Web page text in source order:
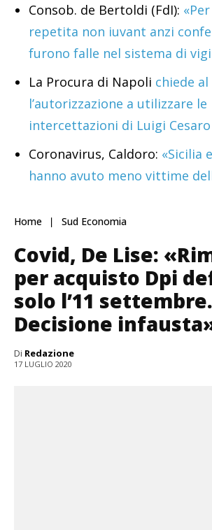
Consob. de Bertoldi (FdI):
repetita non iuvant anzi
furono falle nel sistema di
La Procura di Napoli chiede
l’autorizzazione a utilizzare le
intercettazioni di Luigi Cesaro
Coronavirus, Caldoro: «Sicilia
hanno avuto meno vittime
Home Sud Economia
Covid, De Lise:
per acquisto Dpi
solo l’11 settembre.
Decisione
Di Redazione
17 LUGLIO 2020